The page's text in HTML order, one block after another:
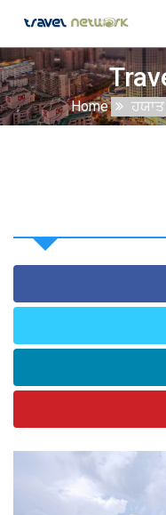
Home